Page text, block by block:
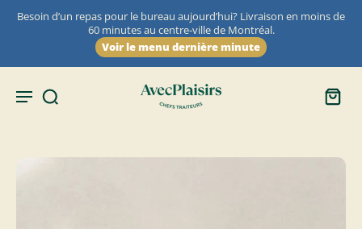
Besoin d’un repas pour le bureau aujourd’hui? Livraison en moins de
60 minutes au centre-ville de Montréal.
Voir le menu dernière minute